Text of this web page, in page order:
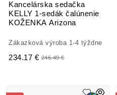
Kancelárska sedačka
KELLY 1-sedák čalúnenie
KOŽENKA Arizona
Zákazková výroba 1-4 týždne
234.17 € 246.49 €